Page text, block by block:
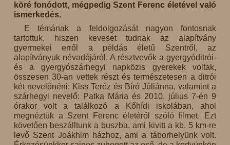
köré fonódott, mégpedig Szent Ferenc életével való
ismerkedés.
E témának a feldolgozását nagyon fontosnak
tartottuk, hiszen keveset tudnak az alapítvány
gyermekei erről a példás életű Szentről, az
alapítványuk névadójáról. A résztvevők a gyergyóditrói-
és a gyergyószárhegyi napközis gyerekek voltak,
összesen 30-an vettek részt és természetesen a ditrói
két nevelőnéni: Kiss Teréz és Bíró Júliánna, valamint a
szárhegyi nevelő: Patka Mária és 2010. július 7-én 9
órakor volt a találkozó a Kőhídi iskolában, ahol
megnéztük a Szent Ferenc életéről szóló filmet. Ezt
követően beszálltunk a buszba, ami kivitt a kb. 5 km-re
levő Szent Joákhim házhoz, ami a táborhelyünk volt.